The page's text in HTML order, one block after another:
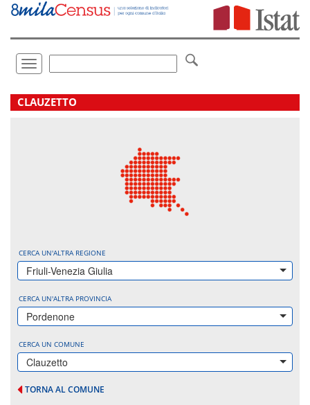
Vai
direttamente
Toggle
navigation
.
CLAUZETTO
CERCA UN'ALTRA REGIONE
Friuli-Venezia Giulia
CERCA UN'ALTRA PROVINCIA
Pordenone
CERCA UN COMUNE
Clauzetto
TORNA AL COMUNE